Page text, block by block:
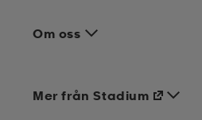
Om oss
Mer från Stadium